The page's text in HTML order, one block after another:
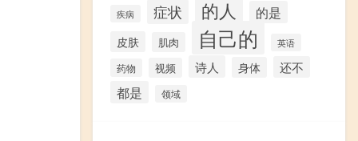
疾病 症状 的人 的是
皮肤 肌肉 自己的 英语
药物 视频 诗人 身体 还不
都是 领域